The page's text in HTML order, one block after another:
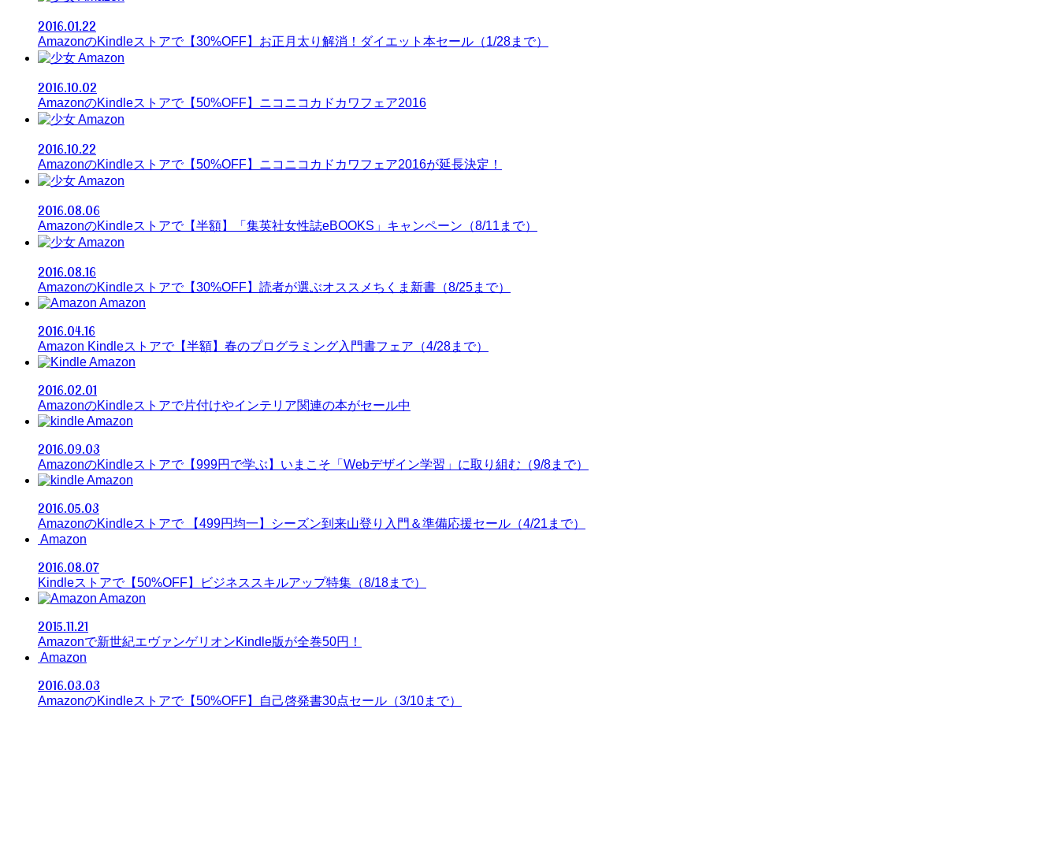
2016.01.22
AmazonのKindleストアで【30%OFF】お正月太り解消！ダイエット本セール（1/28まで）
Amazon
2016.10.02
AmazonのKindleストアで【50%OFF】ニコニコカドカワフェア2016
Amazon
2016.10.22
AmazonのKindleストアで【50%OFF】ニコニコカドカワフェア2016が延長決定！
Amazon
2016.08.06
AmazonのKindleストアで【半額】「集英社女性誌eBOOKS」キャンペーン（8/11まで）
Amazon
2016.08.16
AmazonのKindleストアで【30%OFF】読者が選ぶオススメちくま新書（8/25まで）
Amazon
2016.04.16
Amazon Kindleストアで【半額】春のプログラミング入門書フェア（4/28まで）
Amazon
2016.02.01
AmazonのKindleストアで片付けやインテリア関連の本がセール中
Amazon
2016.09.03
AmazonのKindleストアで【999円で学ぶ】いまこそ「Webデザイン学習」に取り組む（9/8まで）
Amazon
2016.05.03
AmazonのKindleストアで 【499円均一】シーズン到来山登り入門＆準備応援セール（4/21まで）
Amazon
2016.08.07
Kindleストアで【50%OFF】ビジネススキルアップ特集（8/18まで）
Amazon
2015.11.21
Amazonで新世紀エヴァンゲリオンKindle版が全巻50円！
Amazon
2016.03.03
AmazonのKindleストアで【50%OFF】自己啓発書30点セール（3/10まで）